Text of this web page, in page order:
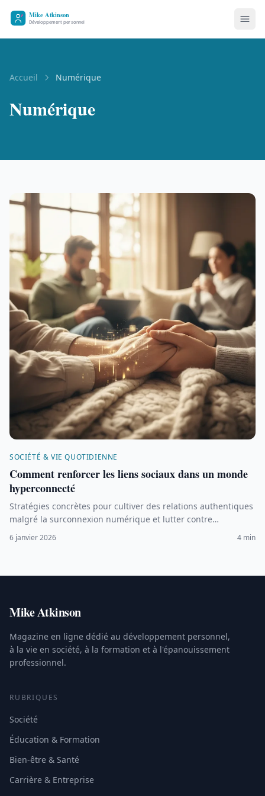
Accueil Numérique
Numérique
SOCIÉTÉ & VIE QUOTIDIENNE
Comment renforcer les liens sociaux dans un monde
hyperconnecté
Stratégies concrètes pour cultiver des relations authentiques
malgré la surconnexion numérique et lutter contre
l'isolement social.
6 janvier 2026 4 min
Mike Atkinson
Magazine en ligne dédié au développement personnel,
à la vie en société, à la formation et à l'épanouissement
professionnel.
RUBRIQUES
Société
Éducation & Formation
Bien-être & Santé
Carrière & Entreprise